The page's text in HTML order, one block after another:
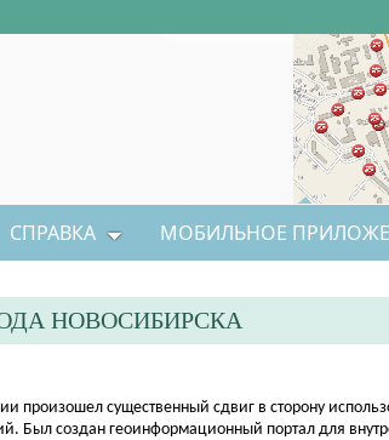
СПРАВКА МОБИЛЬНОЕ
НОВОСИБИРСКА
произошел существенный сдвиг в сторону
Был создан геоинформационный портал для